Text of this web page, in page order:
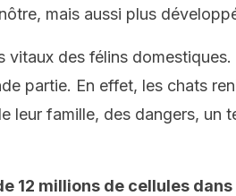
mais aussi plus
vitaux des félins
partie. En effet, les chats
leur famille, des dangers, un
12 millions de cellules